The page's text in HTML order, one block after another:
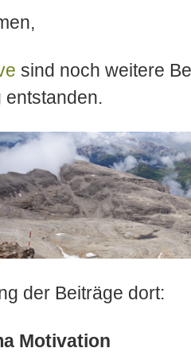
sind noch weitere
entstanden.
der Beiträge dort:
Motivation